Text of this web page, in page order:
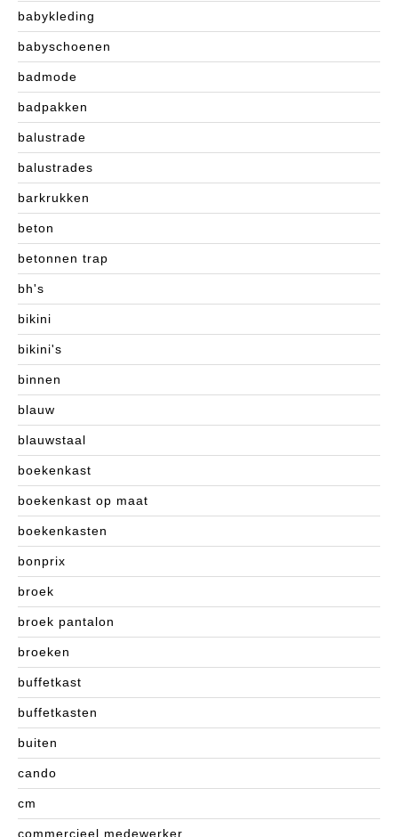
babykleding
babyschoenen
badmode
badpakken
balustrade
balustrades
barkrukken
beton
betonnen trap
bh's
bikini
bikini's
binnen
blauw
blauwstaal
boekenkast
boekenkast op maat
boekenkasten
bonprix
broek
broek pantalon
broeken
buffetkast
buffetkasten
buiten
cando
cm
commercieel medewerker